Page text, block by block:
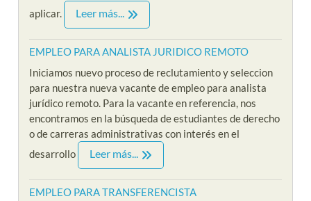
aplicar. Leer más...
EMPLEO PARA ANALISTA JURIDICO REMOTO
Iniciamos nuevo proceso de reclutamiento y seleccion
para nuestra nueva vacante de empleo para analista
jurídico remoto. Para la vacante en referencia, nos
encontramos en la búsqueda de estudiantes de derecho
o de carreras administrativas con interés en el
desarrollo
Leer más...
EMPLEO PARA TRANSFERENCISTA